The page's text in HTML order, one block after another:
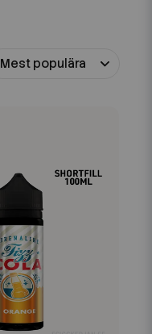
Mest populära